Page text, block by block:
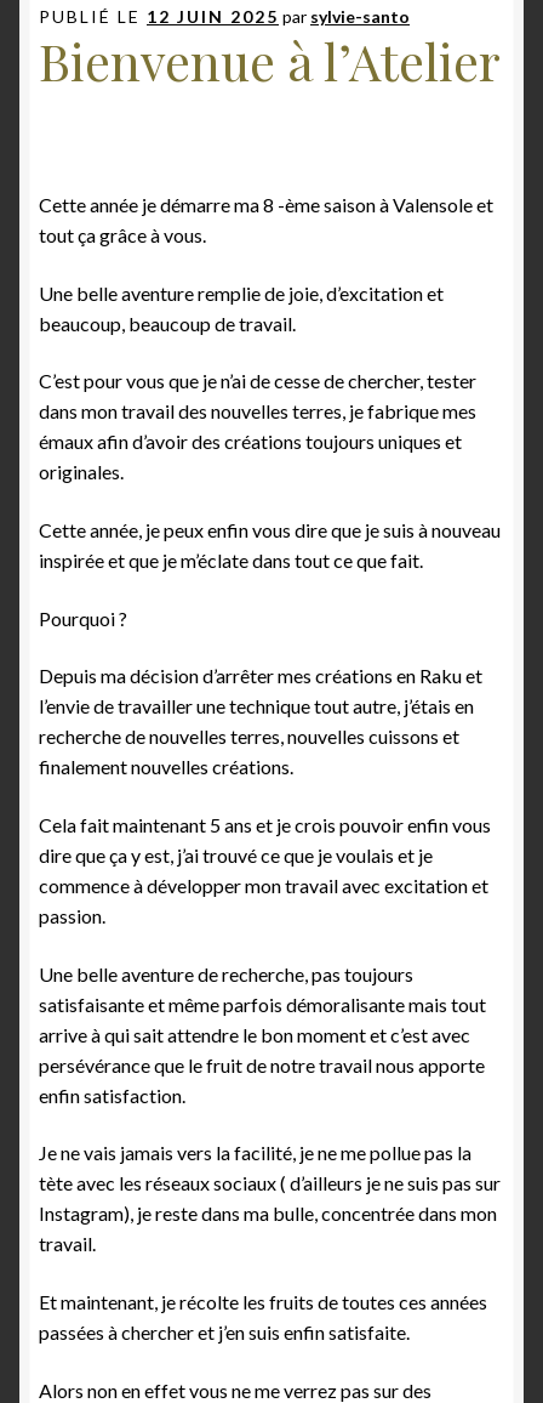
PUBLIÉ LE 12 JUIN 2025 par sylvie-santo
Bienvenue à l’Atelier
Cette année je démarre ma 8 -ème saison à Valensole et
tout ça grâce à vous.
Une belle aventure remplie de joie, d’excitation et
beaucoup, beaucoup de travail.
C’est pour vous que je n’ai de cesse de chercher, tester
dans mon travail des nouvelles terres, je fabrique mes
émaux afin d’avoir des créations toujours uniques et
originales.
Cette année, je peux enfin vous dire que je suis à nouveau
inspirée et que je m’éclate dans tout ce que fait.
Pourquoi ?
Depuis ma décision d’arrêter mes créations en Raku et
l’envie de travailler une technique tout autre, j’étais en
recherche de nouvelles terres, nouvelles cuissons et
finalement nouvelles créations.
Cela fait maintenant 5 ans et je crois pouvoir enfin vous
dire que ça y est, j’ai trouvé ce que je voulais et je
commence à développer mon travail avec excitation et
passion.
Une belle aventure de recherche, pas toujours
satisfaisante et même parfois démoralisante mais tout
arrive à qui sait attendre le bon moment et c’est avec
persévérance que le fruit de notre travail nous apporte
enfin satisfaction.
Je ne vais jamais vers la facilité, je ne me pollue pas la
tète avec les réseaux sociaux ( d’ailleurs je ne suis pas sur
Instagram), je reste dans ma bulle, concentrée dans mon
travail.
Et maintenant, je récolte les fruits de toutes ces années
passées à chercher et j’en suis enfin satisfaite.
Alors non en effet vous ne me verrez pas sur des